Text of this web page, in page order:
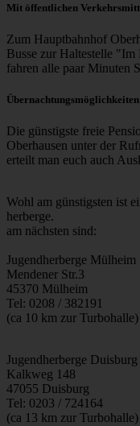
Mit öffentlichen
Zum Hauptbahnhof
Busse zur Haltestelle
fahren alle paar Minuten
Die günstigste freie
Oberhausen unter der
erteilt man euch auch
Wohl am günstigsten ist
herberge.
am nächsten sind:
Jugendherberge Mülheim
Mendener Str.3
45370 Mülheim
Tel: 0208 / 382191
(ca 10 km zur Turbohalle)
Jugendherberge Duisburg
Kalkweg 148
47055 Duisburg
Tel: 0203 / 724164
(ca 13 km zur Turbohalle)